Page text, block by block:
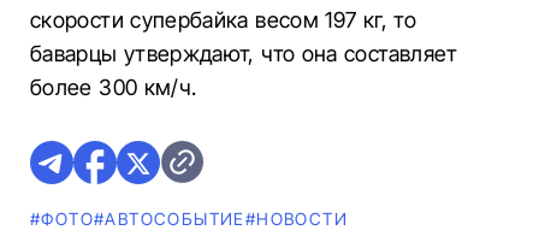
скорости супербайка весом 197 кг, то
баварцы утверждают, что она составляет
более 300 км/ч.
#ФОТО#АВТОСОБЫТИЕ#НОВОСТИ